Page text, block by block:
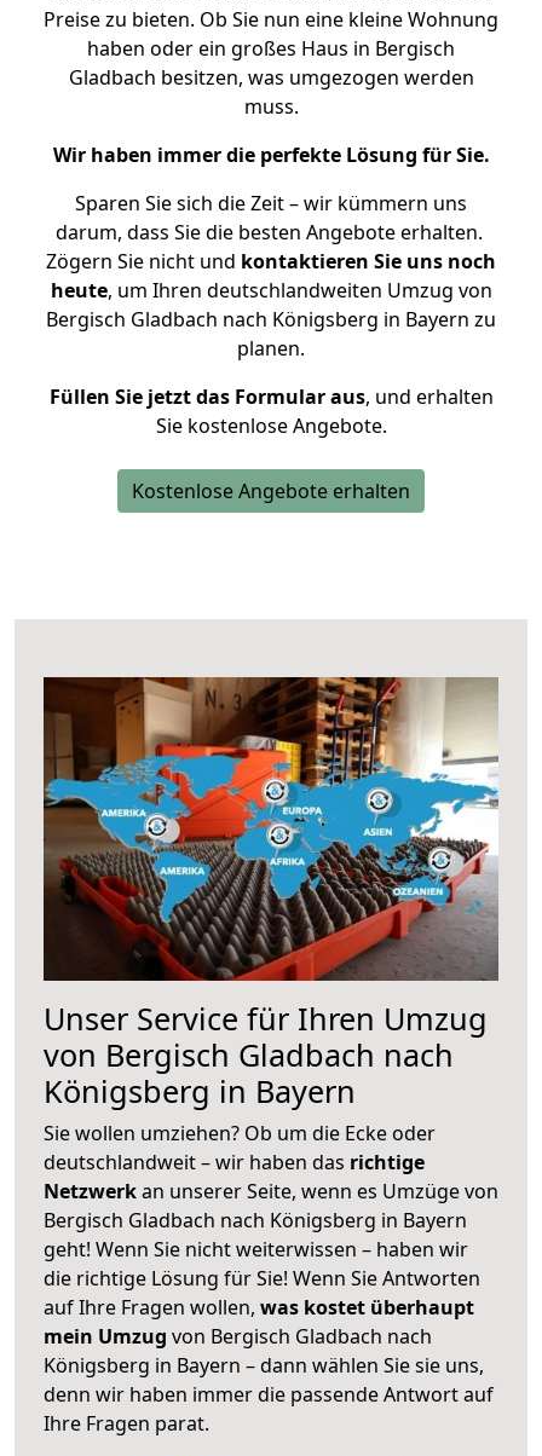
Preise zu bieten. Ob Sie nun eine kleine Wohnung
haben oder ein großes Haus in Bergisch
Gladbach besitzen, was umgezogen werden
muss.
Wir haben immer die perfekte Lösung für Sie.
Sparen Sie sich die Zeit – wir kümmern uns
darum, dass Sie die besten Angebote erhalten.
Zögern Sie nicht und kontaktieren Sie uns noch
heute, um Ihren deutschlandweiten Umzug von
Bergisch Gladbach nach Königsberg in Bayern zu
planen.
Füllen Sie jetzt das Formular aus, und erhalten
Sie kostenlose Angebote.
Kostenlose Angebote erhalten
Unser Service für Ihren Umzug
von Bergisch Gladbach nach
Königsberg in Bayern
Sie wollen umziehen? Ob um die Ecke oder
deutschlandweit – wir haben das richtige
Netzwerkan unserer Seite, wenn es Umzüge von
Bergisch Gladbach nach Königsberg in Bayern
geht! Wenn Sie nicht weiterwissen – haben wir
die richtige Lösung für Sie! Wenn Sie Antworten
auf Ihre Fragen wollen, was kostet überhaupt
mein Umzug von Bergisch Gladbach nach
Königsberg in Bayern – dann wählen Sie sie uns,
denn wir haben immer die passende Antwort auf
Ihre Fragen parat.